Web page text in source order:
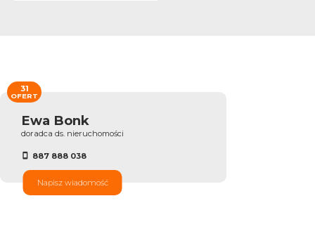
Ewa Bonk
doradca ds. nieruchomości
887 888 038
Napisz wiadomość
31
OFERT